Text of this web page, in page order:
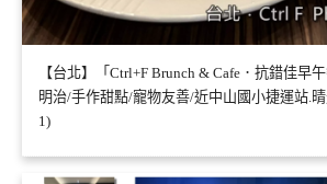
【台北】「Ctrl+F Brunch & Cafe．抗錯佳早
明治/手作甜點/寵物友善/近中山國小捷運站.
1)